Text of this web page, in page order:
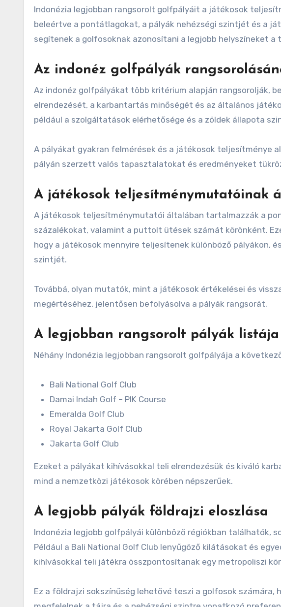
Indonézia legjobban rangsorolt golfpályáit a játékosok
beleértve a pontátlagokat, a pályák nehézségi szintjét és a
segítenek a golfosoknak azonosítani a legjobb helyszíneket
Az indonéz golfpályák
Az indonéz golfpályákat több kritérium alapján rangsorolják,
elrendezését, a karbantartás minőségét és az általános
például a szolgáltatások elérhetősége és a zöldek állapota
A pályákat gyakran felmérések és a játékosok teljesítménye
pályán szerzett valós tapasztalatokat és eredményeket
A játékosok teljesítménymutatóinak
A játékosok teljesítménymutatói általában tartalmazzák a
százalékokat, valamint a puttolt ütések számát körönként.
hogy a játékosok mennyire teljesítenek különböző pályákon,
szintjét.
Továbbá, olyan mutatók, mint a játékosok értékelései és
megértéséhez, jelentősen befolyásolva a pályák rangsorát.
A legjobban rangsorolt pályák listája
Néhány Indonézia legjobban rangsorolt golfpályája a
Bali National Golf Club
Damai Indah Golf – PIK Course
Emeralda Golf Club
Royal Jakarta Golf Club
Jakarta Golf Club
Ezeket a pályákat kihívásokkal teli elrendezésük és kiváló
mind a nemzetközi játékosok körében népszerűek.
A legjobb pályák földrajzi eloszlása
Indonézia legjobb golfpályái különböző régiókban találhatók,
Például a Bali National Golf Club lenyűgöző kilátásokat és
kihívásokkal teli játékra összpontosítanak egy metropoliszi
Ez a földrajzi sokszínűség lehetővé teszi a golfosok számára,